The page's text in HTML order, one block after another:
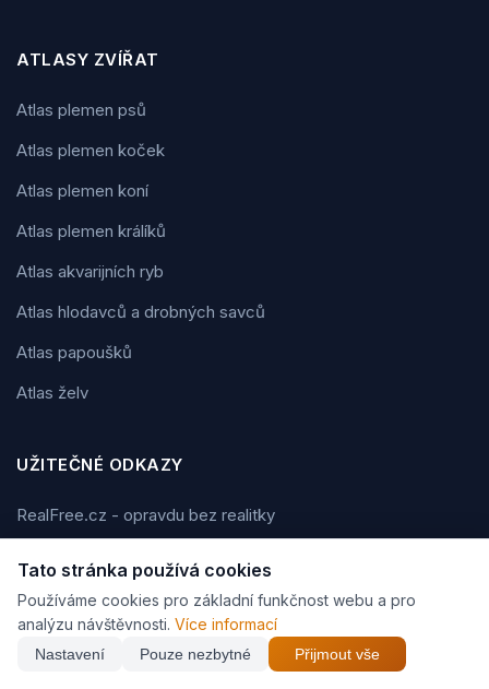
ATLASY ZVÍŘAT
Atlas plemen psů
Atlas plemen koček
Atlas plemen koní
Atlas plemen králíků
Atlas akvarijních ryb
Atlas hlodavců a drobných savců
Atlas papoušků
Atlas želv
UŽITEČNÉ ODKAZY
RealFree.cz - opravdu bez realitky
RDY.cz
i-DIVADLO.eu
Tato stránka používá cookies
Používáme cookies pro základní funkčnost webu a pro
analýzu návštěvnosti. Více informací
Nastavení Pouze nezbytné Přijmout vše